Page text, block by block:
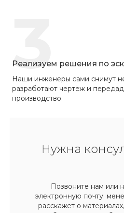
3
Реализуем решения по
Наши инженеры сами снимут
разработают чертёж и
производство.
Нужна
Позвоните нам или
электронную почту:
расскажет о